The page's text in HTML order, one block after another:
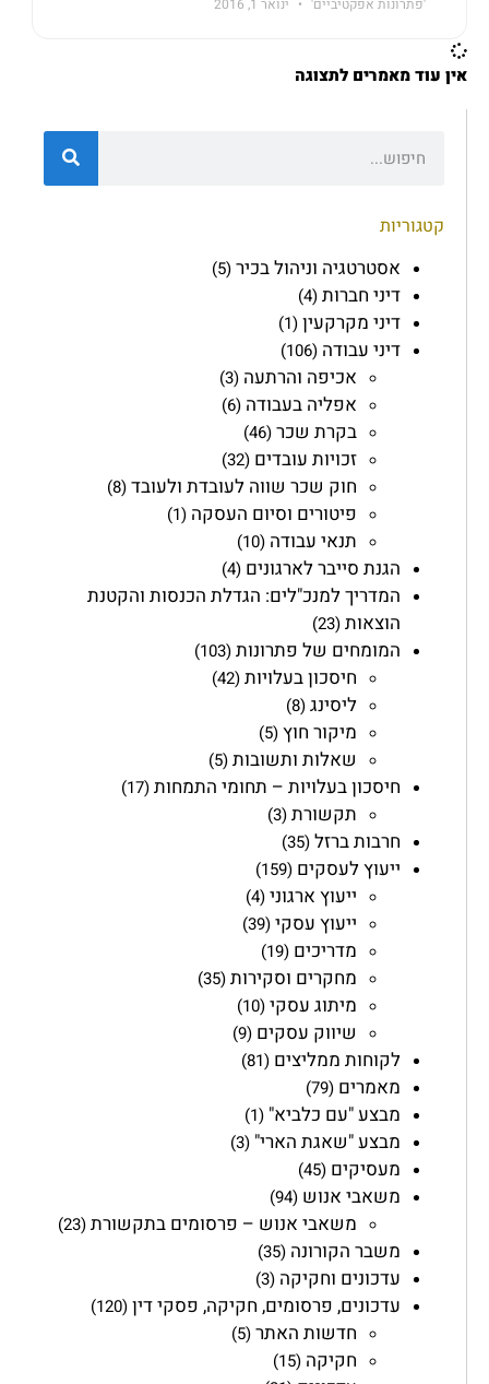
אין עוד מאמרים לתצוגה
קטגוריות
אסטרטגיה וניהול בכיר(5)
דיני חברות(4)
דיני מקרקעין(1)
דיני עבודה (106)
אכיפה והרתעה (3)
אפליה בעבודה (6)
בקרת שכר(46)
זכויות עובדים (32)
חוק שכר שווה לעובדת ולעובד(8)
פיטורים וסיום העסקה (1)
תנאי עבודה (10)
הגנת סייבר לארגונים (4)
המדריך למנכ"לים: הגדלת הכנסות והקטנת
הוצאות(23)
המומחים של פתרונות(103)
חיסכון בעלויות(42)
ליסינג(8)
מיקור חוץ(5)
שאלות ותשובות(5)
חיסכון בעלויות – תחומי התמחות(17)
תקשורת(3)
חרבות ברזל(35)
ייעוץ לעסקים (159)
ייעוץ ארגוני(4)
ייעוץ עסקי(39)
מדריכים (19)
מחקרים וסקירות(35)
מיתוג עסקי(10)
שיווק עסקים (9)
לקוחות ממליצים (81)
מאמרים (79)
מבצע "עם כלביא" (1)
מבצע "שאגת הארי" (3)
מעסיקים (45)
משאבי אנוש (94)
משאבי אנוש – פרסומים בתקשורת(23)
משבר הקורונה (35)
עדכונים וחקיקה (3)
עדכונים, פרסומים, חקיקה, פסקי דין(120)
חדשות האתר(5)
חקיקה (15)